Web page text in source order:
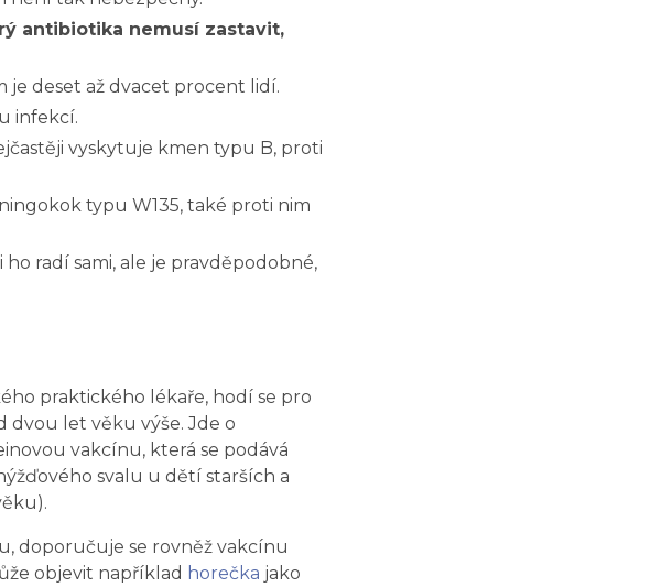
antibiotika nemusí zastavit,
je deset až dvacet procent lidí.
infekcí.
vyskytuje kmen typu B, proti
typu W135, také proti nim
radí sami, ale je pravděpodobné,
praktického lékaře, hodí se pro
dvou let věku výše. Jde o
vakcínu, která se podává
svalu u dětí starších a
doporučuje se rovněž vakcínu
objevit například horečka jako